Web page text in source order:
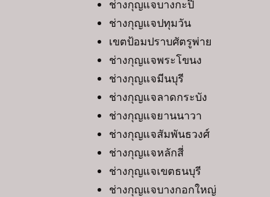
ช่างกุญแจบางกะปิ
ช่างกุญแจปทุมวัน
เขตป้อมปราบศัตรูพ่าย
ช่างกุญแจพระโขนง
ช่างกุญแจมีนบุรี
ช่างกุญแจลาดกระบัง
ช่างกุญแจยานนาวา
ช่างกุญแจสัมพันธวงศ์
ช่างกุญแจหลักสี่
ช่างกุญแจเขตธนบุรี
ช่างกุญแจบางกอกใหญ่